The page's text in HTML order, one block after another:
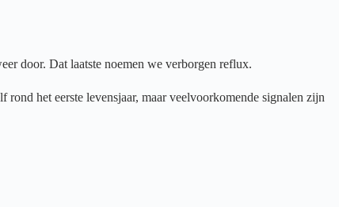
door. Dat laatste noemen we verborgen reflux.
het eerste levensjaar, maar veelvoorkomende signalen zijn